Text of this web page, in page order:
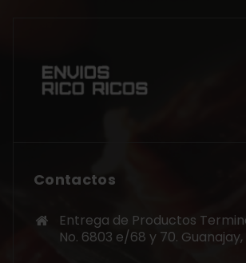
Contactos
Entrega de Productos
No. 6803 e/68 y 70.